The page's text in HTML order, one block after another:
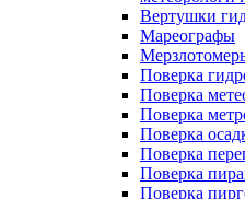
Вертушки
Мареографы
Поверка
Поверка
Поверка
Поверка
Поверка
Поверка
Поверка